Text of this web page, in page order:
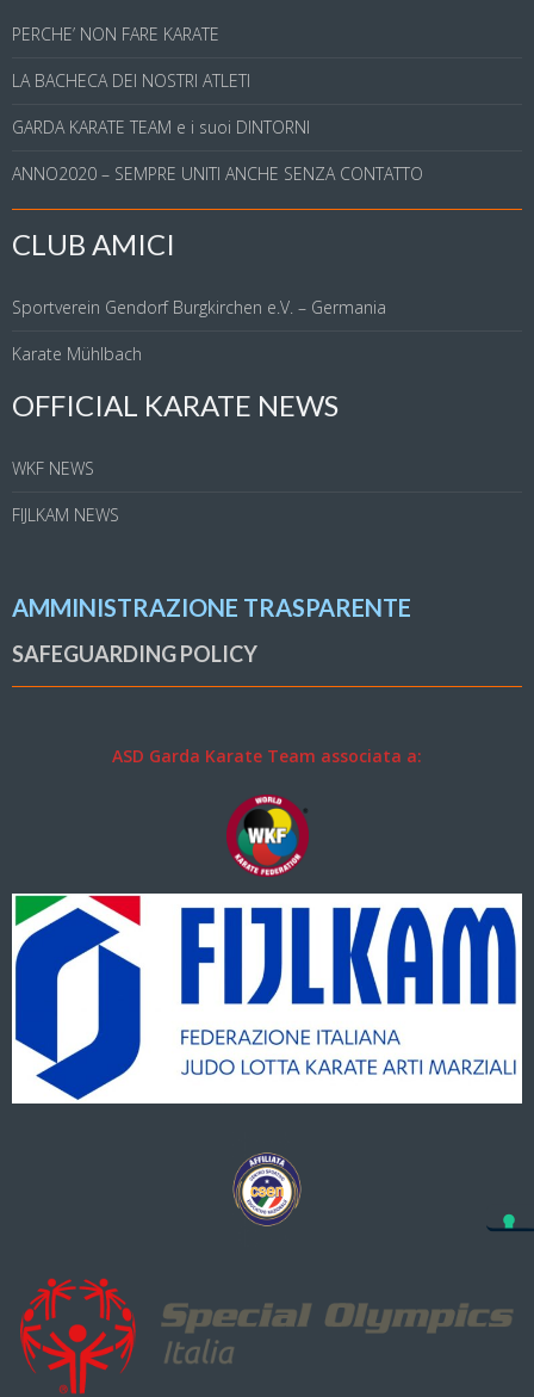
PERCHE’ NON FARE KARATE
LA BACHECA DEI NOSTRI ATLETI
GARDA KARATE TEAM e i suoi DINTORNI
ANNO2020 – SEMPRE UNITI ANCHE SENZA CONTATTO
CLUB AMICI
Sportverein Gendorf Burgkirchen e.V. – Germania
Karate Mühlbach
OFFICIAL KARATE NEWS
WKF NEWS
FIJLKAM NEWS
AMMINISTRAZIONE TRASPARENTE
SAFEGUARDING POLICY
ASD Garda Karate Team associata a: